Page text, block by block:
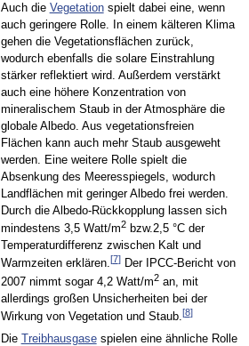
Auch die Vegetationspielt dabei eine, wenn
auch geringere Rolle. In einem kälteren Klima
gehen die Vegetationsflächen zurück,
wodurch ebenfalls die solare Einstrahlung
stärker reflektiert wird. Außerdem verstärkt
auch eine höhere Konzentration von
mineralischem Staub in der Atmosphäre die
globale Albedo. Aus vegetationsfreien
Flächen kann auch mehr Staub ausgeweht
werden. Eine weitere Rolle spielt die
Absenkung des Meeresspiegels, wodurch
Landflächen mit geringer Albedo frei werden.
Durch die Albedo-Rückkopplung lassen sich
mindestens 3,5 Watt/m2bzw.2,5 °C der
Temperaturdifferenz zwischen Kalt und
Warmzeiten erklären.[7]Der IPCC-Bericht von
2007 nimmt sogar 4,2 Watt/m2an, mit
allerdings großen Unsicherheiten bei der
Wirkung von Vegetation und Staub.[8]
Die Treibhausgasespielen eine ähnliche Rolle